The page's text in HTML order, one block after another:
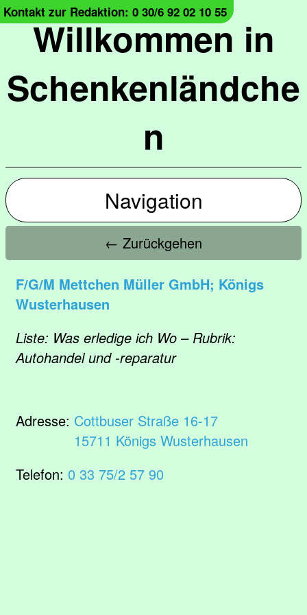
Willkommen in
Schenkenländche
n
Kontakt zur Redaktion: 0 30/6 92 02 10 55
Navigation
← Zurückgehen
F/G/M Mettchen Müller GmbH; Königs
Wusterhausen
Liste: Was erledige ich Wo – Rubrik:
Autohandel und -reparatur
Adresse: Cottbuser Straße 16-17
15711 Königs Wusterhausen
Telefon: 0 33 75/2 57 90